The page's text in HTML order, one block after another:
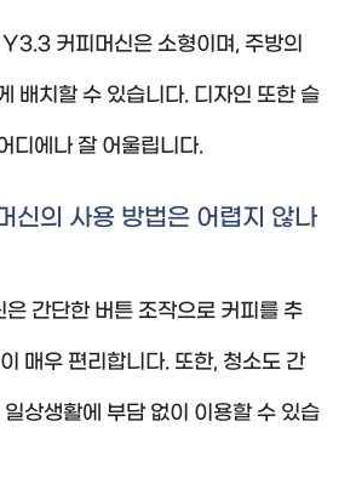
커피머신은 소형이며, 주방의
배치할 수 있습니다. 디자인 또한 슬
디에나 잘 어울립니다.
의 사용 방법은 어렵지 않나
간단한 버튼 조작으로 커피를 추
매우 편리합니다. 또한, 청소도 간
상생활에 부담 없이 이용할 수 있습